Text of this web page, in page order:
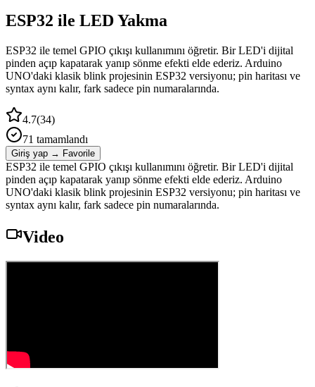
ESP32 ile LED Yakma
ESP32 ile temel GPIO çıkışı kullanımını öğretir. Bir LED'i dijital
pinden açıp kapatarak yanıp sönme efekti elde ederiz. Arduino
UNO'daki klasik blink projesinin ESP32 versiyonu; pin haritası ve
syntax aynı kalır, fark sadece pin numaralarında.
4.7(34)
71 tamamlandı
Giriş yap → Favorile
ESP32 ile temel GPIO çıkışı kullanımını öğretir. Bir LED'i dijital
pinden açıp kapatarak yanıp sönme efekti elde ederiz. Arduino
UNO'daki klasik blink projesinin ESP32 versiyonu; pin haritası ve
syntax aynı kalır, fark sadece pin numaralarında.
Video